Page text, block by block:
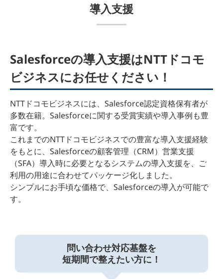
導入支援
Salesforceの導入支援はNTTドコモ
ビジネスにお任せください！
NTTドコモビジネスには、Salesforce認定資格保有者が
多数在籍。Salesforceに関する受賞実績や導入事例も豊
富です。
これまでのNTTドコモビジネスでの豊富な導入支援経験
をもとに、Salesforceの顧客管理（CRM）営業支援
（SFA）導入時に必要となるシステムの導入支援を、ご
利用の用途に合わせてパッケージ化しました。
シンプルにお手頃な価格で、Salesforceの導入が可能で
す。
問い合わせ対応基盤を
短期間で整えたい方に！